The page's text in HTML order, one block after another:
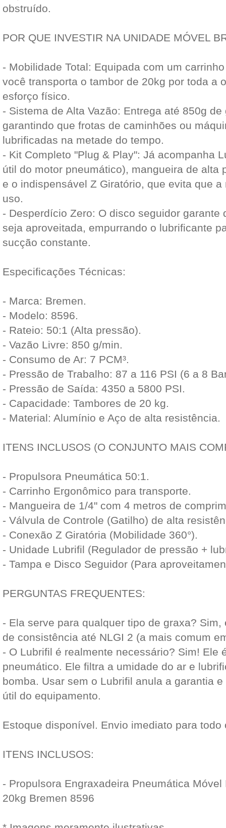
obstruído.
POR QUE INVESTIR NA UNIDADE MÓVEL
- Mobilidade Total: Equipada com um
você transporta o tambor de 20kg por toda a
esforço físico.
- Sistema de Alta Vazão: Entrega até 850g
garantindo que frotas de caminhões ou
lubrificadas na metade do tempo.
- Kit Completo "Plug & Play": Já acompanha
útil do motor pneumático), mangueira de alta
e o indispensável Z Giratório, que evita que
uso.
- Desperdício Zero: O disco seguidor garante
seja aproveitada, empurrando o lubrificante
sucção constante.
Especificações Técnicas:
- Marca: Bremen.
- Modelo: 8596.
- Rateio: 50:1 (Alta pressão).
- Vazão Livre: 850 g/min.
- Consumo de Ar: 7 PCM³.
- Pressão de Trabalho: 87 a 116 PSI (6 a 8
- Pressão de Saída: 4350 a 5800 PSI.
- Capacidade: Tambores de 20 kg.
- Material: Alumínio e Aço de alta resistência.
ITENS INCLUSOS (O CONJUNTO MAIS
- Propulsora Pneumática 50:1.
- Carrinho Ergonômico para transporte.
- Mangueira de 1/4" com 4 metros de
- Válvula de Controle (Gatilho) de alta
- Conexão Z Giratória (Mobilidade 360°).
- Unidade Lubrifil (Regulador de pressão +
- Tampa e Disco Seguidor (Para
PERGUNTAS FREQUENTES:
- Ela serve para qualquer tipo de graxa?
de consistência até NLGI 2 (a mais comum
- O Lubrifil é realmente necessário? Sim! Ele
pneumático. Ele filtra a umidade do ar e
bomba. Usar sem o Lubrifil anula a garantia
útil do equipamento.
Estoque disponível. Envio imediato para todo
ITENS INCLUSOS:
- Propulsora Engraxadeira Pneumática Móvel
20kg Bremen 8596